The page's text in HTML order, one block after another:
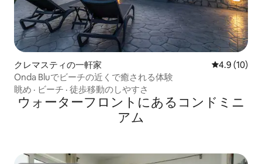
クレマスティの一軒家 レビュー10
4.9 (10)
Onda Bluでビーチの近くで癒される体験
眺め · ビーチ · 徒歩移動のしやすさ
ウォーターフロントにあるコンドミニ
アム